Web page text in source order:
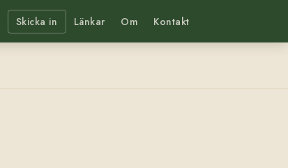
Skicka in Länkar Om Kontakt